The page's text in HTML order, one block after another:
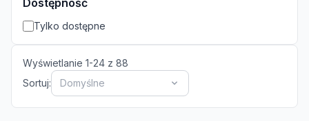
Dostępność
Tylko dostępne
Wyświetlanie 1-24 z 88
Sortuj:
Domyślne